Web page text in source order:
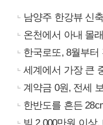
남양주 한강뷰 신
온천에서 아내 몰
한국로또, 8월부
세계에서 가장 큰
계약금 0원, 전세
한반도를 흔든